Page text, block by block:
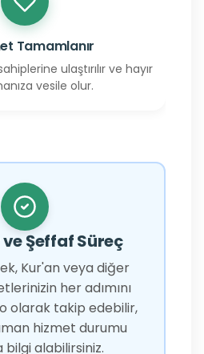
Tamamlanır
ulaştırılır ve hayır
vesile olur.
Şeffaf Süreç
Kur'an veya diğer
her adımını
olarak takip edebilir,
hizmet durumu
bilgi alabilirsiniz.